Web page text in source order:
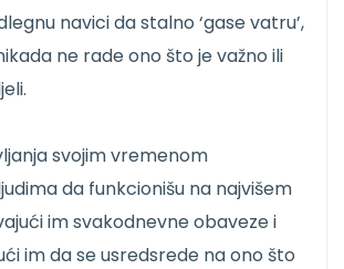
navici da stalno ‘gase vatru’,
ne rade ono što je važno ili
svojim vremenom
da funkcionišu na najvišem
im svakodnevne obaveze i
im da se usredsrede na ono što